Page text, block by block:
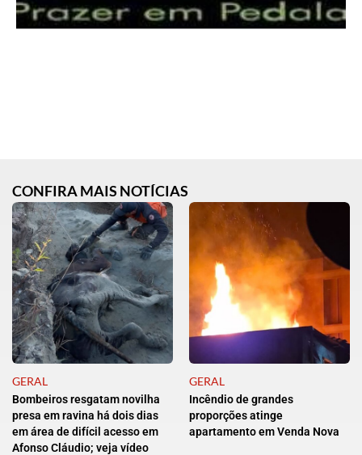
CONFIRA MAIS NOTÍCIAS
GERAL
Bombeiros resgatam novilha
presa em ravina há dois dias
em área de difícil acesso em
Afonso Cláudio; veja vídeo
GERAL
Incêndio de grandes
proporções atinge
apartamento em Venda Nova